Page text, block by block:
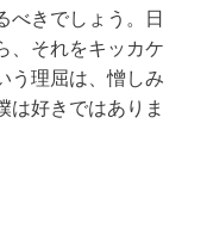
べきでしょう。日
、それをキッカケ
う理屈は、憎しみ
は好きではありま